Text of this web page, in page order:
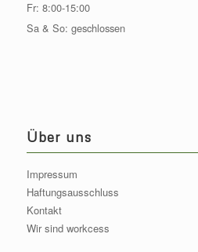
Fr: 8:00-15:00
Sa & So: geschlossen
Über uns
Impressum
Haftungsausschluss
Kontakt
Wir sind workcess